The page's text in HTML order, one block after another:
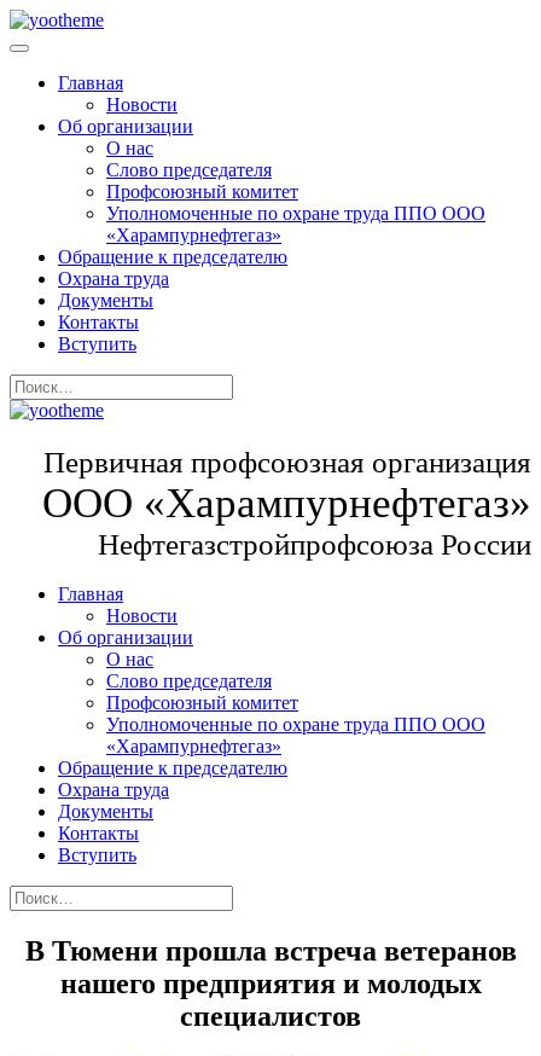
Главная
Новости
Об организации
О нас
Слово председателя
Профсоюзный комитет
Уполномоченные по охране труда ППО ООО
«Харампурнефтегаз»
Обращение к председателю
Охрана труда
Документы
Контакты
Вступить
Первичная профсоюзная организация
ООО «Харампурнефтегаз»
Нефтегазстройпрофсоюза России
Главная
Новости
Об организации
О нас
Слово председателя
Профсоюзный комитет
Уполномоченные по охране труда ППО ООО
«Харампурнефтегаз»
Обращение к председателю
Охрана труда
Документы
Контакты
Вступить
В Тюмени прошла встреча ветеранов
нашего предприятия и молодых
специалистов